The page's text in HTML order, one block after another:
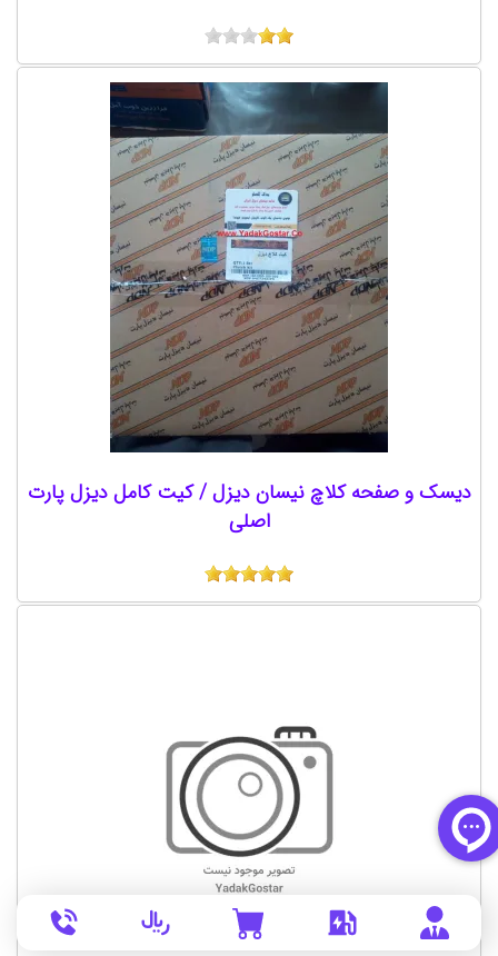
دیسک و صفحه کلاچ نیسان دیزل / کیت کامل دیزل پارت
اصلی